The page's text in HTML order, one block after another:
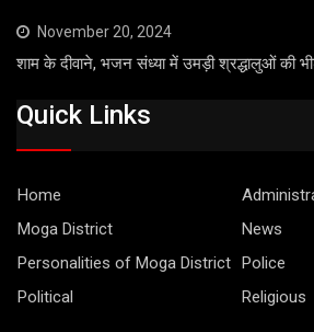
November 20, 2024
शाम के दीवाने, भजन संध्या में उमड़ी श्रद्धालुओं की
Quick Links
Home
Moga District
News
Personalities of Moga District Police
Political
Religious